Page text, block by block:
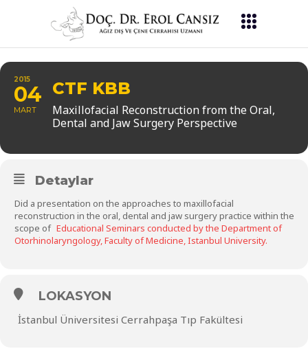
2015
04
MART
CTF KBB
Maxillofacial Reconstruction from the Oral,
Dental and Jaw Surgery Perspective
Detaylar
Did a presentation on the approaches to maxillofacial
reconstruction in the oral, dental and jaw surgery practice within the
scope of Educational Seminars conducted by the Department of
Otorhinolaryngology, Faculty of Medicine, Istanbul University.
LOKASYON
İstanbul Üniversitesi Cerrahpaşa Tıp Fakültesi